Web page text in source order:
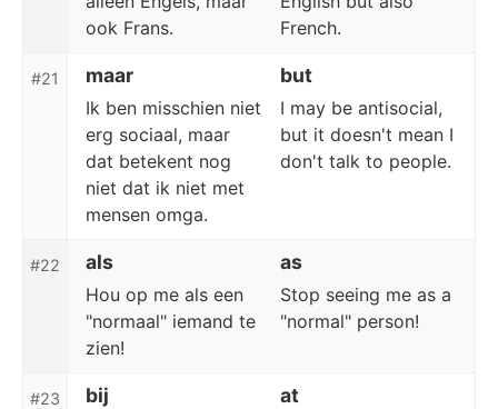
ook Frans.
French.
#21 maar but
Ik ben misschien niet
erg sociaal, maar
dat betekent nog
niet dat ik niet met
mensen omga.
I may be antisocial,
but it doesn't mean I
don't talk to people.
#22 als as
Hou op me als een
"normaal" iemand te
zien!
Stop seeing me as a
"normal" person!
#23 bij at